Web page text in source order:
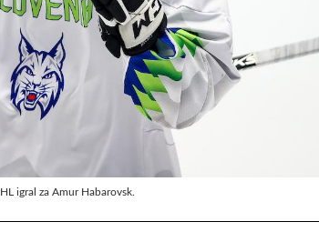
igral za Amur Habarovsk.